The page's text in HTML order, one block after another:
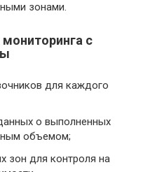
зонами.
с
для каждого
о выполненных
объемом;
зон для контроля на